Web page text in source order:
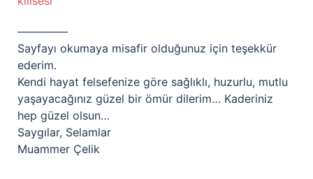
————–
Sayfayı okumaya misafir olduğunuz için teşekkür
ederim.
Kendi hayat felsefenize göre sağlıklı, huzurlu, mutlu
yaşayacağınız güzel bir ömür dilerim… Kaderiniz
hep güzel olsun…
Saygılar, Selamlar
Muammer Çelik